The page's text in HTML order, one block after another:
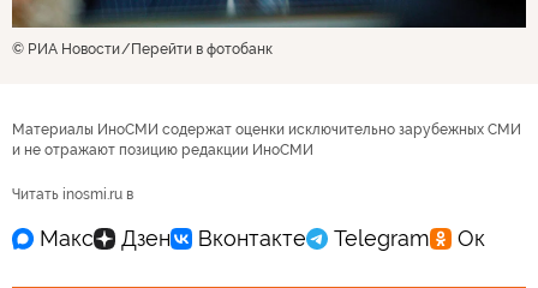
© РИА Новости Перейти в фотобанк
Материалы ИноСМИ содержат оценки исключительно зарубежных СМИ
и не отражают позицию редакции ИноСМИ
Читать inosmi.ru в